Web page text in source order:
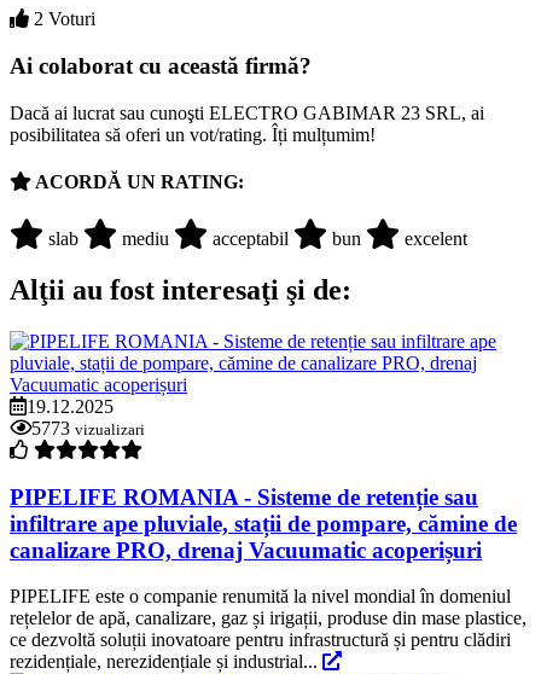
2 Voturi
Ai colaborat cu această firmă?
Dacă ai lucrat sau cunoşti ELECTRO GABIMAR 23 SRL, ai
posibilitatea să oferi un vot/rating. Îți mulțumim!
ACORDĂ UN RATING:
slab mediu acceptabil bun excelent
Alţii au fost interesaţi şi de:
19.12.2025
5773 vizualizari
PIPELIFE ROMANIA - Sisteme de retenție sau
infiltrare ape pluviale, stații de pompare, cămine de
canalizare PRO, drenaj Vacuumatic acoperișuri
PIPELIFE este o companie renumită la nivel mondial în domeniul
rețelelor de apă, canalizare, gaz și irigații, produse din mase plastice,
ce dezvoltă soluții inovatoare pentru infrastructură și pentru clădiri
rezidențiale, nerezidențiale și industrial...